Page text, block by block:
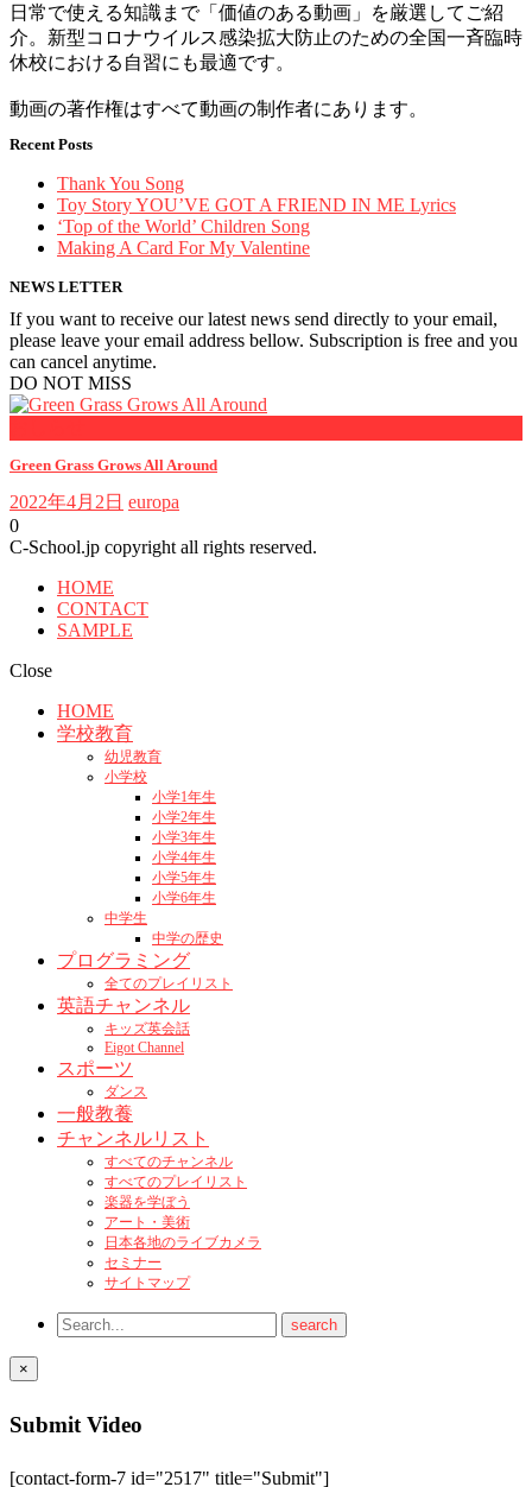
日常で使える知識まで「価値のある動画」を厳選してご紹
介。新型コロナウイルス感染拡大防止のための全国一斉臨時
休校における自習にも最適です。
動画の著作権はすべて動画の制作者にあります。
Recent Posts
Thank You Song
Toy Story YOU’VE GOT A FRIEND IN ME Lyrics
‘Top of the World’ Children Song
Making A Card For My Valentine
NEWS LETTER
If you want to receive our latest news send directly to your email,
please leave your email address bellow. Subscription is free and you
can cancel anytime.
DO NOT MISS
Green Grass Grows All Around
2022年4月2日 europa
0
C-School.jp copyright all rights reserved.
HOME
CONTACT
SAMPLE
Close
HOME
学校教育
幼児教育
小学校
小学1年生
小学2年生
小学3年生
小学4年生
小学5年生
小学6年生
中学生
中学の歴史
プログラミング
全てのプレイリスト
英語チャンネル
キッズ英会話
Eigot Channel
スポーツ
ダンス
一般教養
チャンネルリスト
すべてのチャンネル
すべてのプレイリスト
楽器を学ぼう
アート・美術
日本各地のライブカメラ
セミナー
サイトマップ
×
Submit Video
[contact-form-7 id="2517" title="Submit"]